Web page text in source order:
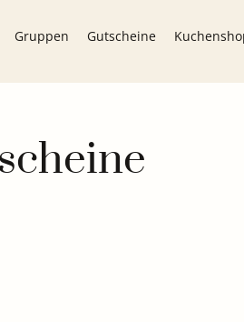
Gruppen Gutscheine